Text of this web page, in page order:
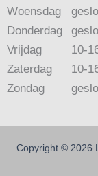
Woensdag
Donderdag
Vrijdag
Zaterdag
Zondag
10-
10-
Copyright © 2026